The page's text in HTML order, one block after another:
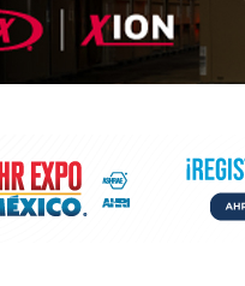
INFORMACIÓN
HVAC/R